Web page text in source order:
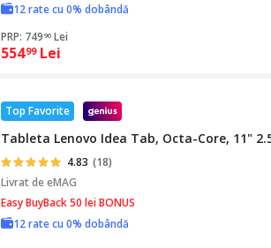
12 rate cu 0% dobândă
PRP: 749 96 Lei
55499 Lei
Top Favorite
Tableta Lenovo Idea Tab, Octa-Core, 11"
4.83 (18)
Livrat deeMAG
Easy BuyBack 50 lei BONUS
12 rate cu 0% dobândă